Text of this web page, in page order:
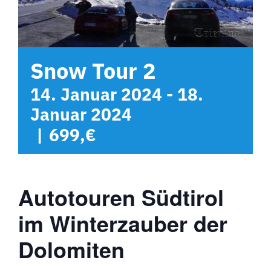
Snow Tour 2
14. Januar 2024 - 18.
Januar 2024
| 699,€
Autotouren Südtirol
im Winterzauber der
Dolomiten